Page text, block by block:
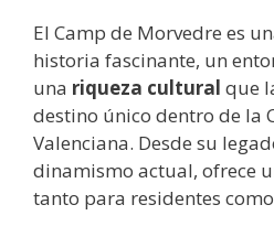
El Camp de Morvedre es
historia fascinante, un
una riqueza cultural que
destino único dentro de la
Valenciana. Desde su
dinamismo actual, ofrece
tanto para residentes